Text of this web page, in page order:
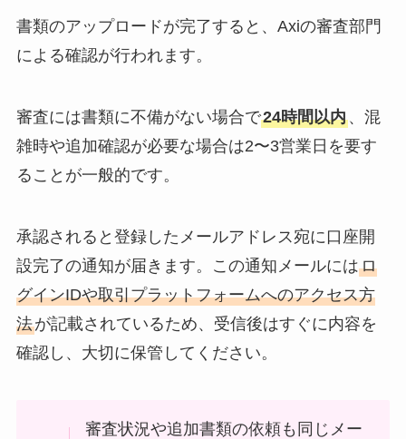
書類のアップロードが完了すると、Axiの審査部門
による確認が行われます。
審査には書類に不備がない場合で24時間以内、混
雑時や追加確認が必要な場合は2〜3営業日を要す
ることが一般的です。
承認されると登録したメールアドレス宛に口座開
設完了の通知が届きます。この通知メールにはロ
グインIDや取引プラットフォームへのアクセス方
法が記載されているため、受信後はすぐに内容を
確認し、大切に保管してください。
審査状況や追加書類の依頼も同じメー